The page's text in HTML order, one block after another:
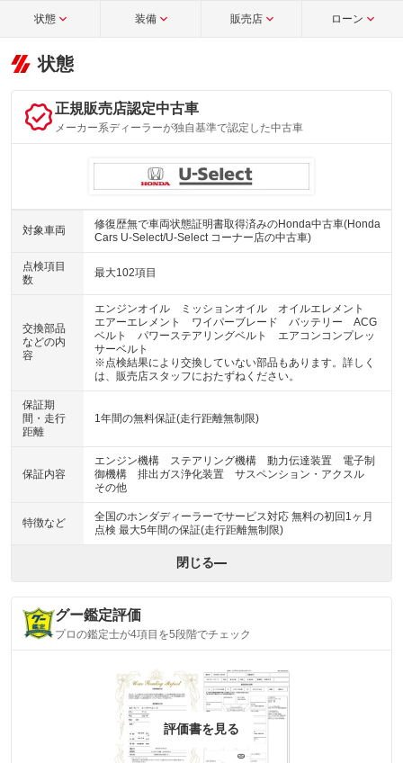
状態 装備 販売店 ローン
状態
正規販売店認定中古車
メーカー系ディーラーが独自基準で認定した中古車
対象車両
修復歴無で車両状態証明書取得済みのHonda中古車(Honda
Cars U-Select/U-Select コーナー店の中古車)
点検項目
数
最大102項目
交換部品
などの内
容
エンジンオイル ミッションオイル オイルエレメント
エアーエレメント ワイパーブレード バッテリー ACG
ベルト パワーステアリングベルト エアコンコンプレッ
サーベルト
※点検結果により交換していない部品もあります。詳しく
は、販売店スタッフにおたずねください。
保証期
間・走行
距離
1年間の無料保証(走行距離無制限)
保証内容
エンジン機構 ステアリング機構 動力伝達装置 電子制
御機構 排出ガス浄化装置 サスペンション・アクスル
その他
特徴など
全国のホンダディーラーでサービス対応 無料の初回1ヶ月
点検 最大5年間の保証(走行距離無制限)
閉じる
グー鑑定評価
プロの鑑定士が4項目を5段階でチェック
評価書を見る